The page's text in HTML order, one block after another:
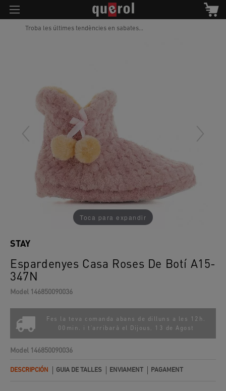
Troba les últimes tendències en sabates...
Toca para expandir
Espardenyes Casa Roses De Botí A15-
347N
STAY
Model 146850090036
Fes la teva comanda abans de dilluns a les 12h.
00min. i t'arribarà el
Dijous, 13 de Agost
Model 146850090036
DESCRIPCIÓN GUIA DE TALLES ENVIAMENT PAGAMENT